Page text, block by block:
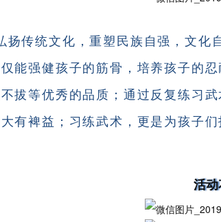
扬传统文化，重塑民族自强，文
能强健孩子的筋骨，培养孩子的
拔等优秀的品质；通过反复练习
有裨益；习练武术，更是为孩子
活动